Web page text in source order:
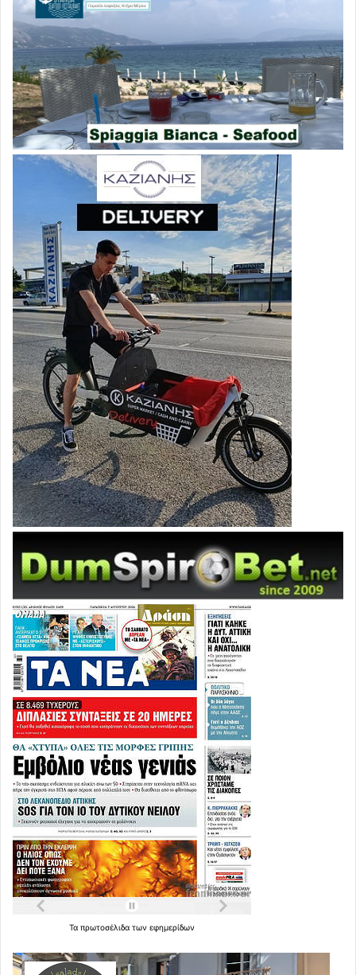
Τα πρωτοσέλιδα των εφημερίδων